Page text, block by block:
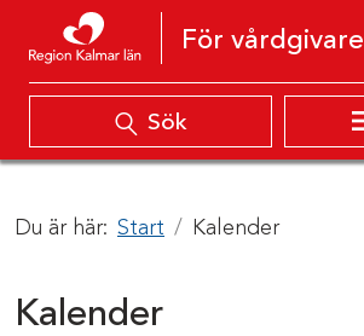
Hoppa till innehåll
För vårdgivare
Sök
Du är här: Start Kalender
Kalender